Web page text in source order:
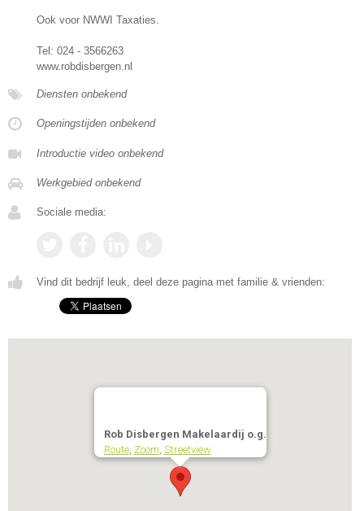
Ook voor NWWI Taxaties.
Tel: 024 - 3566263
www.robdisbergen.nl
Diensten onbekend
Openingstijden onbekend
Introductie video onbekend
Werkgebied onbekend
Sociale media:
Vind dit bedrijf leuk, deel deze pagina met familie & vrienden:
Rob Disbergen Makelaardij o.g.
Route, Zoom, Streetview